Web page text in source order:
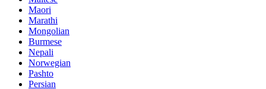
Maori
Marathi
Mongolian
Burmese
Nepali
Norwegian
Pashto
Persian